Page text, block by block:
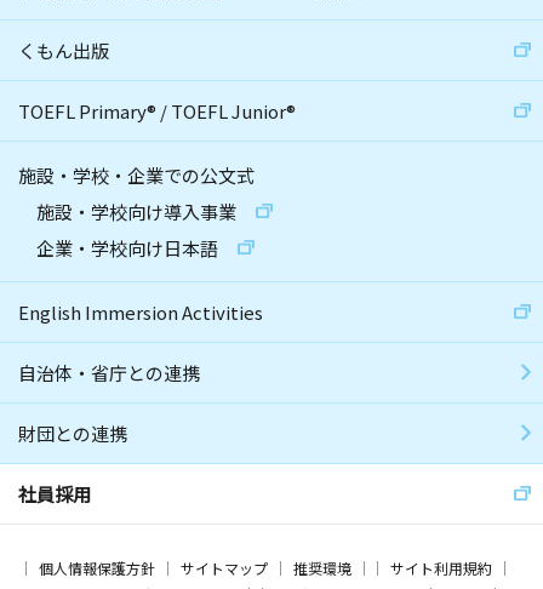
くもん出版
TOEFL Primary® /TOEFL Junior®
施設・学校・企業での公文式
施設・学校向け導入事業
企業・学校向け日本語
English Immersion Activities
自治体・省庁との連携
財団との連携
社員採用
個人情報保護方針 サイトマップ 推奨環境
サイト利用規約